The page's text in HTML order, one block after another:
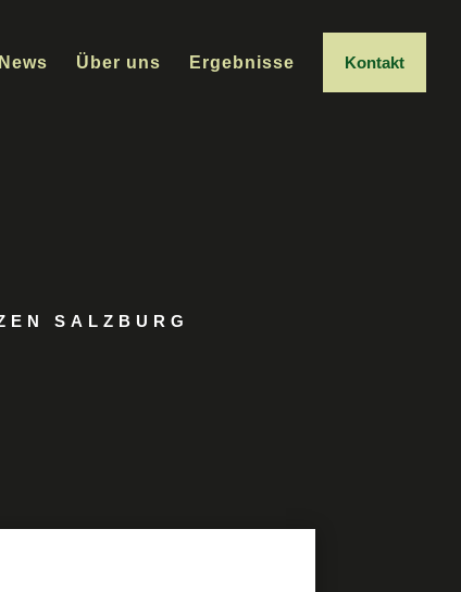
News Über uns Ergebnisse Kontakt
SALZBURG